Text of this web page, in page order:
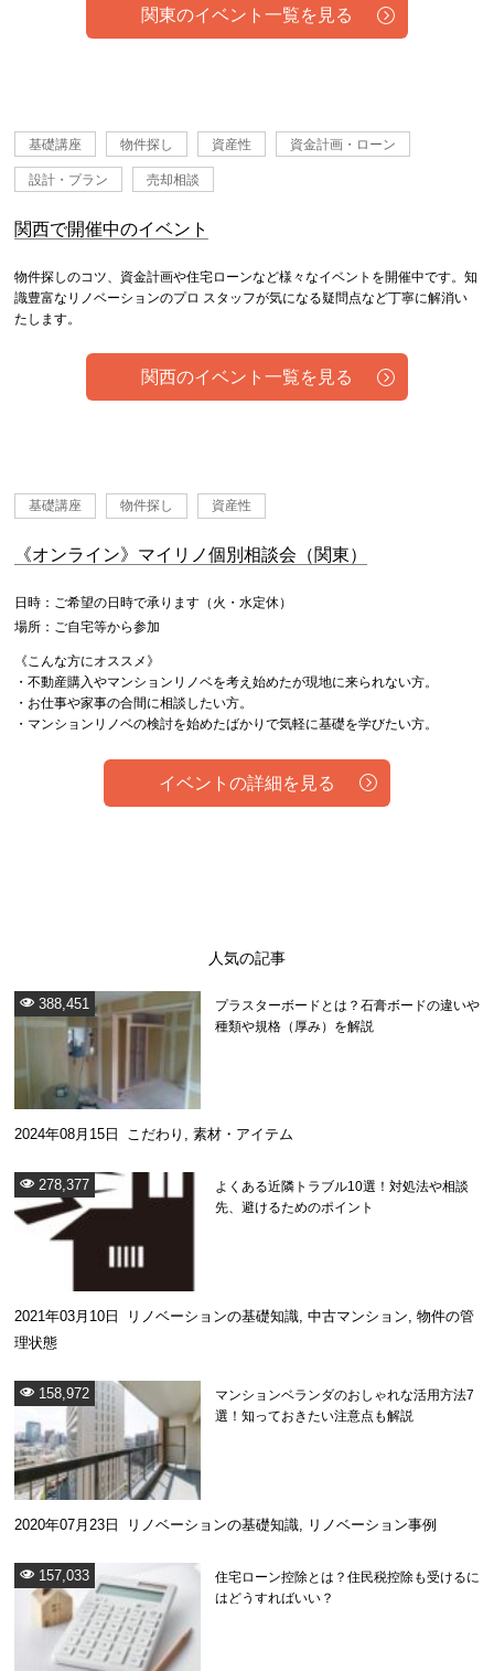
関東のイベント一覧を見る
基礎講座 物件探し 資産性 資金計画・ローン
設計・プラン 売却相談
関西で開催中のイベント
物件探しのコツ、資金計画や住宅ローンなど様々なイベントを開催中です。知
識豊富なリノベーションのプロ スタッフが気になる疑問点など丁寧に解消い
たします。
関西のイベント一覧を見る
基礎講座 物件探し 資産性
《オンライン》マイリノ個別相談会（関東）
日時：ご希望の日時で承ります（火・水定休）
場所：ご自宅等から参加
《こんな方にオススメ》
・不動産購入やマンションリノベを考え始めたが現地に来られない方。
・お仕事や家事の合間に相談したい方。
・マンションリノベの検討を始めたばかりで気軽に基礎を学びたい方。
イベントの詳細を見る
人気の記事
プラスターボードとは？石膏ボードの違いや
種類や規格（厚み）を解説
388,451
2024年08月15日 こだわり , 素材・アイテム
よくある近隣トラブル10選！対処法や相談
先、避けるためのポイント
278,377
2021年03月10日 リノベーションの基礎知識, 中古マンション, 物件の管
理状態
マンションベランダのおしゃれな活用方法7
選！知っておきたい注意点も解説
158,972
2020年07月23日 リノベーションの基礎知識, リノベーション事例
住宅ローン控除とは？住民税控除も受けるに
はどうすればいい？
157,033